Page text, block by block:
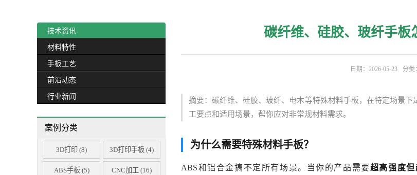
技术资讯
材料特性
手板工艺
前沿动态
行业新闻
案例分类
3D打印 (8) 3D打印手板 (4)
ABS手板 (5) CNC加工 (16)
碳纤维、硅胶、玻纤手板
日期：2026-05-23 分类：
摘要：碳纤维、硅胶、玻纤、电木等特殊材料手板，在特定场景
工要点和适用场景，帮你应对非常规材料需求。
为什么需要特殊材料手板？
ABS和铝合金搞不定所有场景。当你的产品需要超高强度但